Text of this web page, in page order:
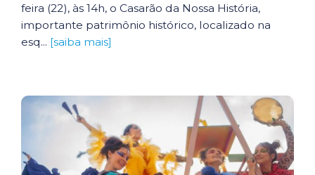
feira (22), às 14h, o Casarão da Nossa História,
importante patrimônio histórico, localizado na
esq... [saiba mais]